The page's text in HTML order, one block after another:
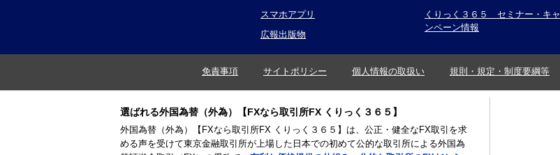
スマホアプリ
広報出版物
くりっく３６５ セミナー・キャ
ンペーン情報
免責事項 サイトポリシー 個人情報の取扱い 規則・規定・制度要綱等
選ばれる外国為替（外為）【FXなら取引所FX くりっく３６５】
外国為替（外為）【FXなら取引所FX くりっく３６５】は、公正・健全なFX取引を求
める声を受けて東京金融取引所が上場した日本での初めて公的な取引所による外国為